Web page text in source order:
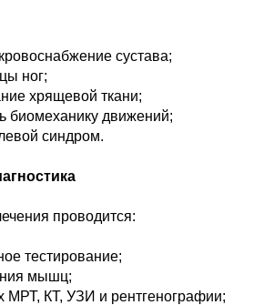
сустава;
ног;
хрящевой ткани;
биомеханику движений;
синдром.
проводится:
тестирование;
мышц;
МРТ, КТ, УЗИ и рентгенографии;